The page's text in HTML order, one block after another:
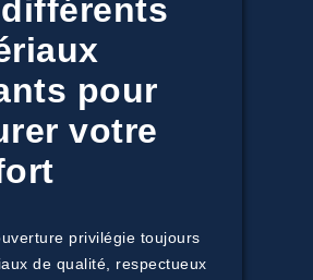
pour
votre
privilégie toujours
de qualité, respectueux